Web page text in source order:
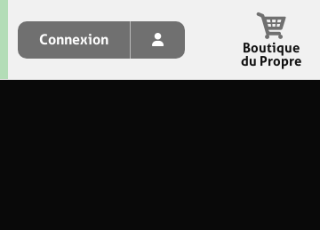
Connexion
Boutique
du Propre